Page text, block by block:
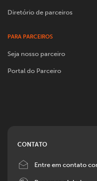
Diretório de parceiros
PARA PARCEIROS
Seja nosso parceiro
Portal do Parceiro
CONTATO
ImageEntre em contato